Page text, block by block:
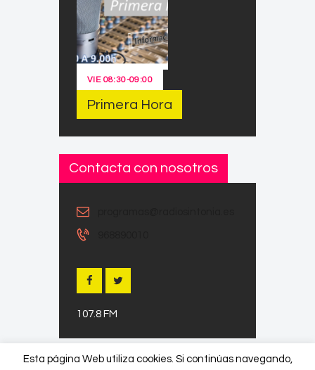
VIE 08:30-09:00
Primera Hora
Contacta con nosotros
107.8 FM
Esta página Web utiliza cookies. Si continúas navegando,